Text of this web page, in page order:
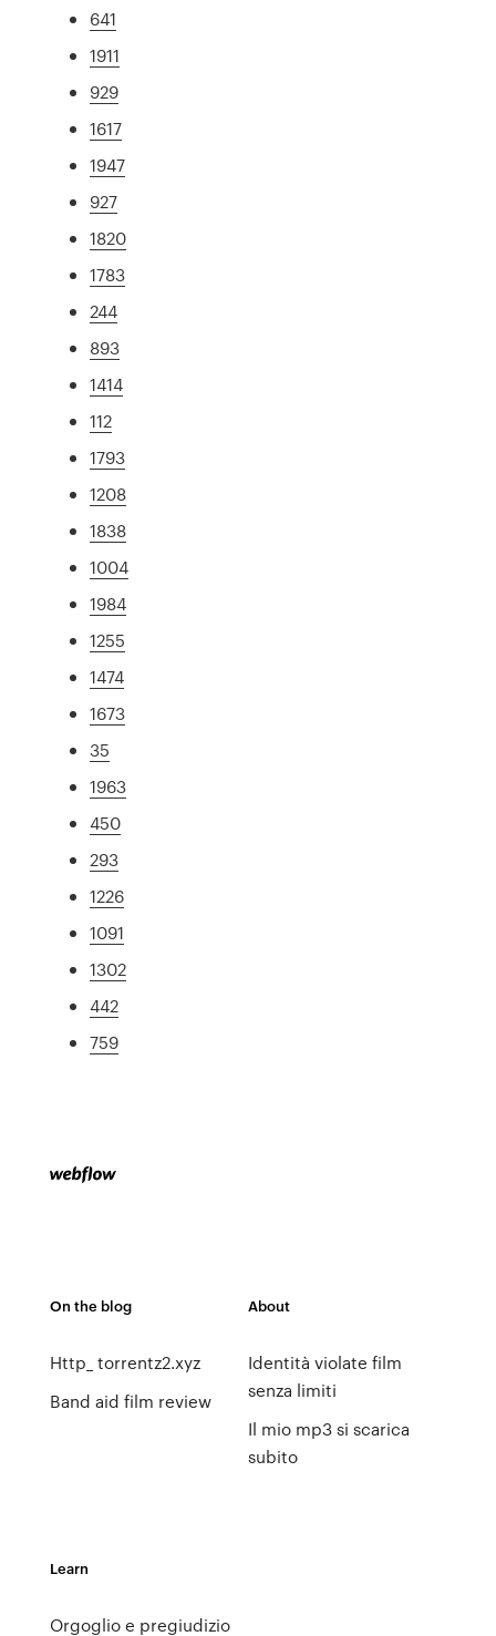
641
1911
929
1617
1947
927
1820
1783
244
893
1414
112
1793
1208
1838
1004
1984
1255
1474
1673
35
1963
450
293
1226
1091
1302
442
759
On the blog
Http_ torrentz2.xyz
Band aid film review
About
Identità violate film
senza limiti
Il mio mp3 si scarica
subito
Learn
Orgoglio e pregiudizio